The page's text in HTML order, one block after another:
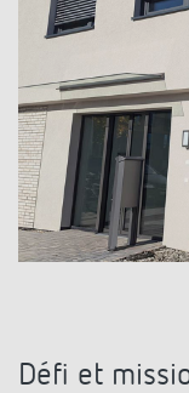
Aérez
de Theben
Références
Défi et